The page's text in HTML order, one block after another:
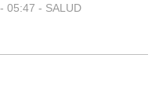
05:47 - SALUD